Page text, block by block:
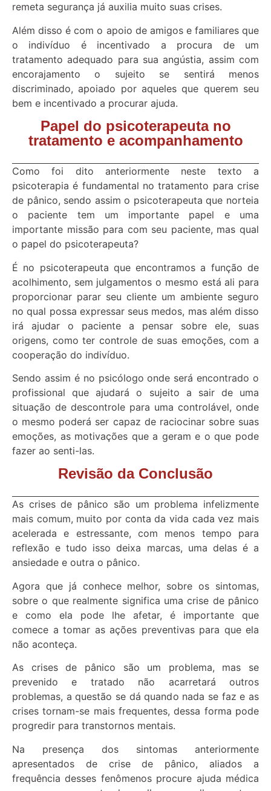
remeta segurança já auxilia muito suas crises.
Além disso é com o apoio de amigos e familiares que
o indivíduo é incentivado a procura de um
tratamento adequado para sua angústia, assim com
encorajamento o sujeito se sentirá menos
discriminado, apoiado por aqueles que querem seu
bem e incentivado a procurar ajuda.
Papel do psicoterapeuta no
tratamento e acompanhamento
Como foi dito anteriormente neste texto a
psicoterapia é fundamental no tratamento para crise
de pânico, sendo assim o psicoterapeuta que norteia
o paciente tem um importante papel e uma
importante missão para com seu paciente, mas qual
o papel do psicoterapeuta?
É no psicoterapeuta que encontramos a função de
acolhimento, sem julgamentos o mesmo está ali para
proporcionar parar seu cliente um ambiente seguro
no qual possa expressar seus medos, mas além disso
irá ajudar o paciente a pensar sobre ele, suas
origens, como ter controle de suas emoções, com a
cooperação do indivíduo.
Sendo assim é no psicólogo onde será encontrado o
profissional que ajudará o sujeito a sair de uma
situação de descontrole para uma controlável, onde
o mesmo poderá ser capaz de raciocinar sobre suas
emoções, as motivações que a geram e o que pode
fazer ao senti-las.
Revisão da Conclusão
As crises de pânico são um problema infelizmente
mais comum, muito por conta da vida cada vez mais
acelerada e estressante, com menos tempo para
reflexão e tudo isso deixa marcas, uma delas é a
ansiedade e outra o pânico.
Agora que já conhece melhor, sobre os sintomas,
sobre o que realmente significa uma crise de pânico
e como ela pode lhe afetar, é importante que
comece a tomar as ações preventivas para que ela
não aconteça.
As crises de pânico são um problema, mas se
prevenido e tratado não acarretará outros
problemas, a questão se dá quando nada se faz e as
crises tornam-se mais frequentes, dessa forma pode
progredir para transtornos mentais.
Na presença dos sintomas anteriormente
apresentados de crise de pânico, aliados a
frequência desses fenômenos procure ajuda médica